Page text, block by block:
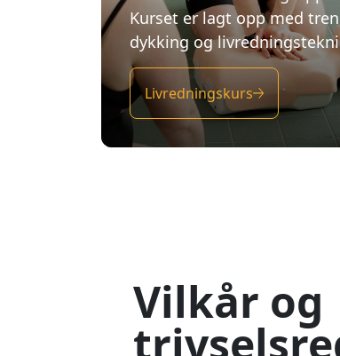
Vilkår og
Trivselsregler på